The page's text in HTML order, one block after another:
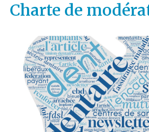
Charte de